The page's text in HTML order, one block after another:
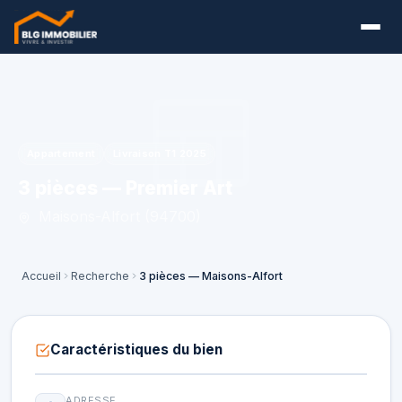
Accueil Recherche 3 pièces — Maisons-Alfort
Caractéristiques du bien